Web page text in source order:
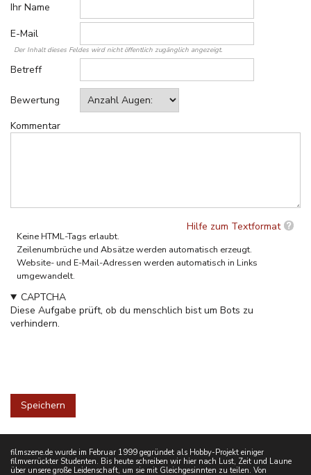
Ihr Name
E-Mail
Der Inhalt dieses Feldes wird nicht öffentlich zugänglich angezeigt.
Betreff
Bewertung
Kommentar
Hilfe zum Textformat
Keine HTML-Tags erlaubt.
Zeilenumbrüche und Absätze werden automatisch erzeugt.
Website- und E-Mail-Adressen werden automatisch in Links
umgewandelt.
CAPTCHA
Diese Aufgabe prüft, ob du menschlich bist um Bots zu
verhindern.
filmszene.de wurde im Februar 1999 gegründet als Hobby-Projekt einiger
filmverrückter Studenten. Bis heute schreiben wir hier nach Lust, Zeit und Laune
über unsere große Leidenschaft, um sie mit Gleichgesinnten zu teilen. Von